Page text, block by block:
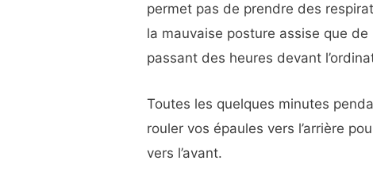
permet pas de prendre des
la mauvaise posture assise que
passant des heures devant
Toutes les quelques minutes
rouler vos épaules vers l’arrière
vers l’avant.